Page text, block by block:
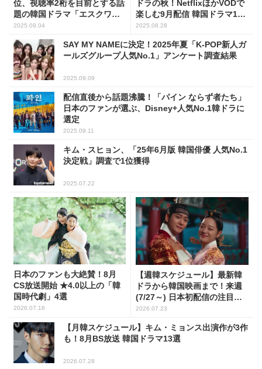
位、視聴率2桁を目前とする話
題の韓国ドラマ「エスクワイ
ア」
2025.09.04
ドラの秋！NetflixほかVODで
楽しむ9月配信 韓国ドラマ10
選
2025.08.28
SAY MY NAMEに決定！2025年夏「K-POP新人ガ
ールズグループ人気No.1」アンケート調査結果
2025.09.09
配信直後から話題沸騰！「パイン ならず者たち」
日本のファンが選ぶ、Disney+人気No.1韓ドラに
選定
2025.09.11
キム・スヒョン、「25年6月版 韓国俳優 人気No.1
決定戦」調査で1位獲得
2025.07.22
日本のファンも大絶賛！8月
CS放送開始 ★4.0以上の「韓
国時代劇」4選
2026.07.16
【週韓スケジュール】最新韓
ドラから韓国映画まで！来週
(7/27～) 日本初配信の注目作3
選
2026.07.23
【月韓スケジュール】キム・ミョンス出演作が3作
も！8月BS放送 韓国ドラマ13選
2026.07.28